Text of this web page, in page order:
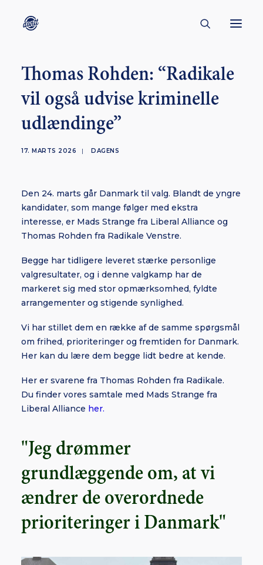
CONTACT
ABOUT
ENGLISH
BORNHOLM
SUBSCRIBE
Thomas Rohden: “Radikale
vil også udvise kriminelle
udlændinge”
17. MARTS 2026 | DAGENS
Den 24. marts går Danmark til valg. Blandt de yngre
kandidater, som mange følger med ekstra
interesse, er Mads Strange fra Liberal Alliance og
Thomas Rohden fra Radikale Venstre.
Begge har tidligere leveret stærke personlige
valgresultater, og i denne valgkamp har de
markeret sig med stor opmærksomhed, fyldte
arrangementer og stigende synlighed.
Vi har stillet dem en række af de samme spørgsmål
om frihed, prioriteringer og fremtiden for Danmark.
Her kan du lære dem begge lidt bedre at kende.
Her er svarene fra Thomas Rohden fra Radikale.
Du finder vores samtale med Mads Strange fra
Liberal Alliance her.
"Jeg drømmer
grundlæggende om, at vi
ændrer de overordnede
prioriteringer i Danmark"